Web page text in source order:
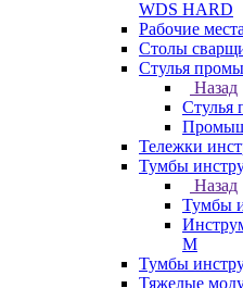
WDS HARD
Рабочие
Столы
Стулья
Назад
Стулья
Тележки
Тумбы
Назад
Тумбы
M
Тумбы
Тяжелые